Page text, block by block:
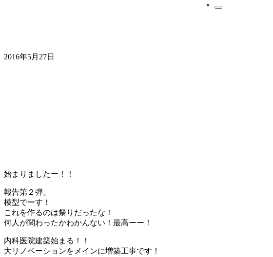
2016年5月27日
始まりましたー！！
報告第２弾。
模型でーす！
これを作るのは祭りだったな！
何人が関わったかわかんない！最高ーー！
内科医院建築始まる！！
大リノベーションをメインに増築工事です！